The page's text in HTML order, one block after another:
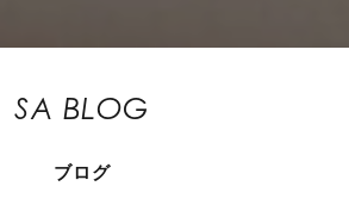
SA BLOG
ブログ